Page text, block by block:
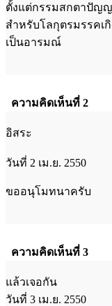
ตั้งแต่กรรมสกตาปัญ
สำหรับโลกุตรมรรค
เป็นอารมณ์
ความคิดเห็นที่ 2
อิสระ
วันที่ 2 เม.ย. 2550
ขออนุโมทนาครับ
ความคิดเห็นที่ 3
แล้วเจอกัน
วันที่ 3 เม.ย. 2550